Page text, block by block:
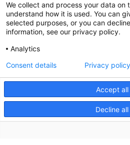
@CGTCatalunya
cgtcatalunya
cgtcatalunya
Desenvolupat
We collect and process your data on
understand how it is used. You can
selected purposes, or you can
information, see our privacy policy.
Analytics
Accept all
Decline all
Consent details Privacy policy